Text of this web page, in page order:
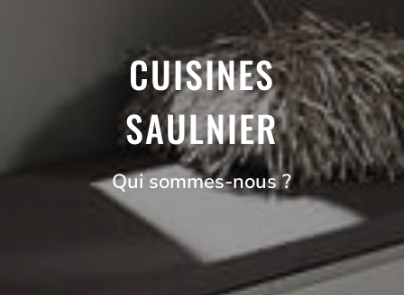
CUISINES
SAULNIER
Qui sommes-nous ?